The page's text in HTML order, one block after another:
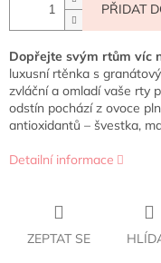
PŘIDAT
Dopřejte svým rtům víc
luxusní rtěnka s
zvláční a omladí vaše rty
odstín pochází z ovoce
antioxidantů – švestka,
Detailní informace
ZEPTAT SE